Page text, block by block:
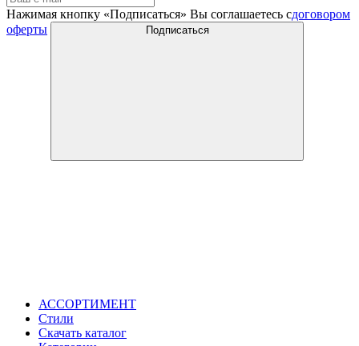
Нажимая кнопку «Подписаться» Вы соглашаетесь сдоговором
оферты
Подписаться
АССОРТИМЕНТ
Стили
Скачать каталог